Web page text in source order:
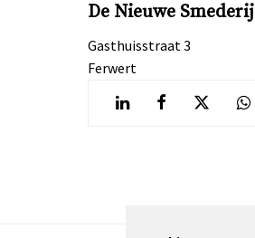
De Nieuwe Smederij
Gasthuisstraat 3
Ferwert